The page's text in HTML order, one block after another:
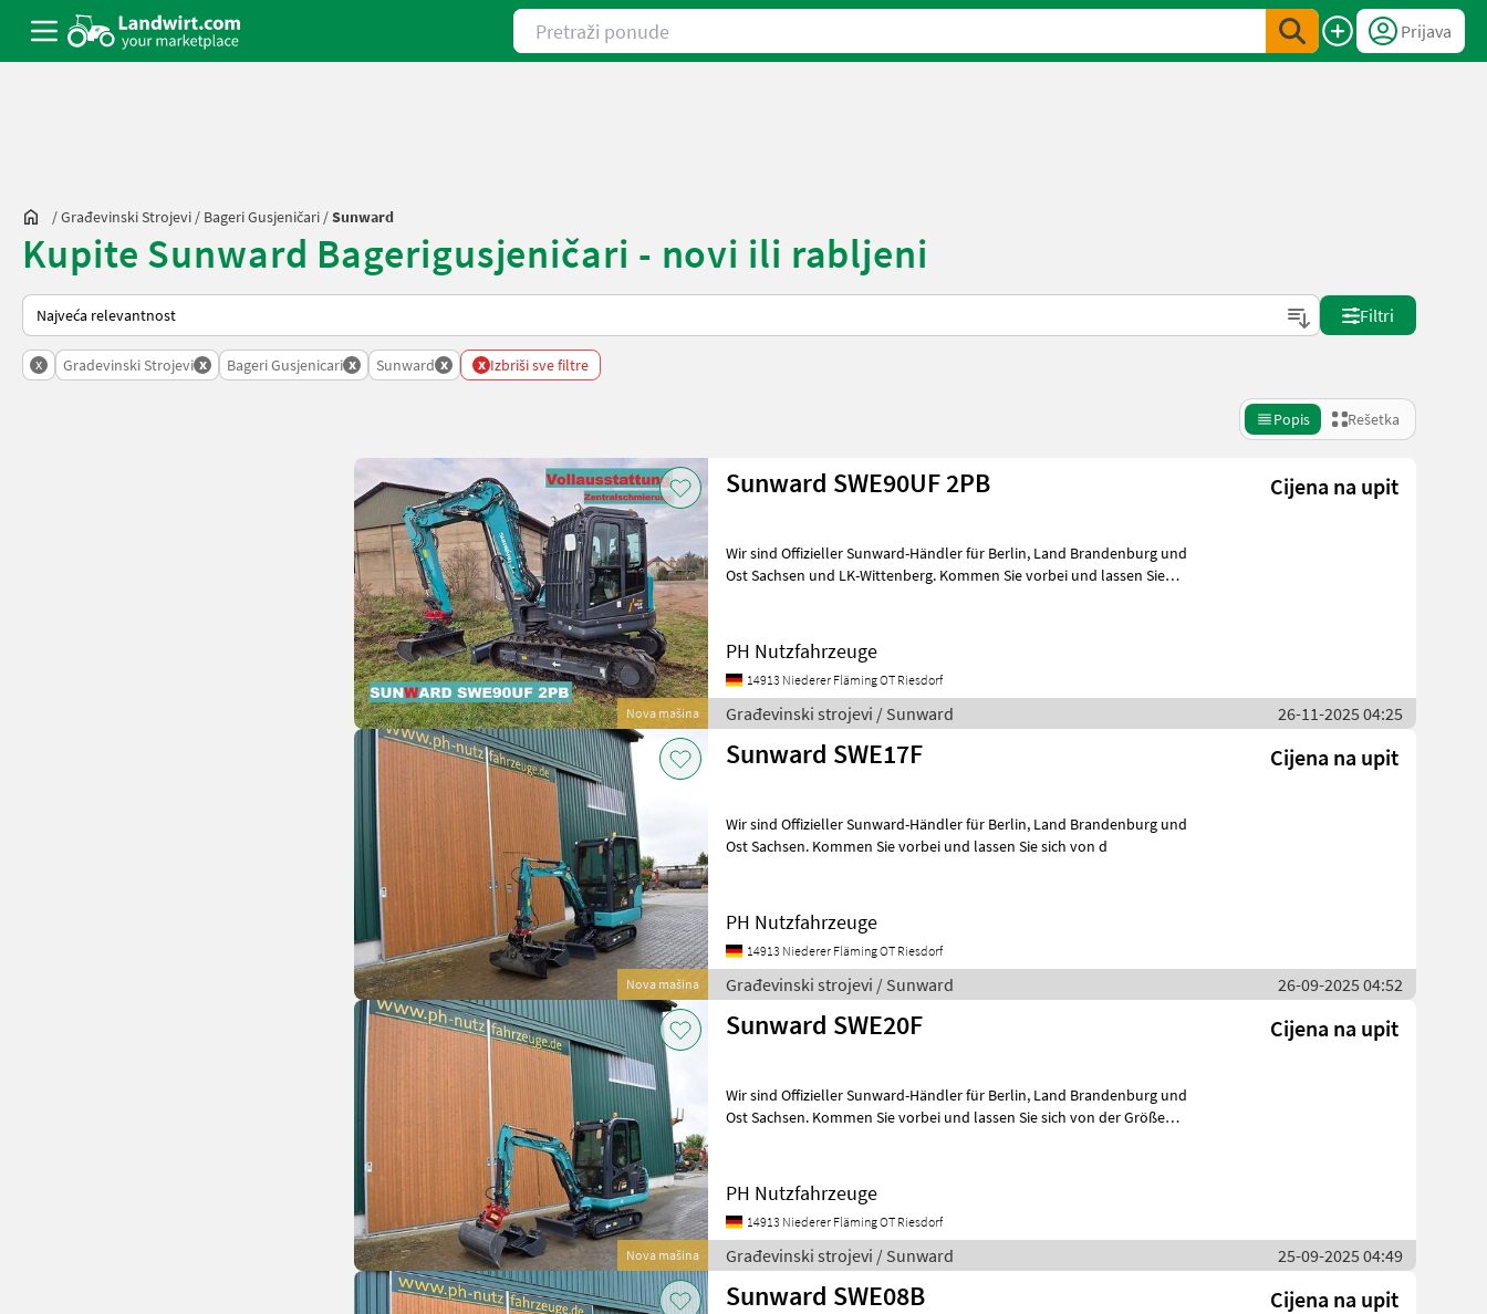
Pretraži ponude
Prijava
/Građevinski Strojevi / Bageri Gusjeničari /Sunward
Kupite Sunward Bagerigusjeničari - novi ili rabljeni
Tako se sortira na Landwirt.com
Filtri
x Gradevinski Strojevi x Bageri Gusjenicari x Sunward x x Izbriši sve filtre
Popis Rešetka
Nova mašina
Sunward SWE90UF 2PB Cijena na upit
Wir sind Offizieller Sunward-Händler für Berlin, Land Brandenburg und
Ost Sachsen und LK-Wittenberg. Kommen Sie vorbei und lassen Sie
PH Nutzfahrzeuge
14913 Niederer Fläming OT Riesdorf
Građevinski strojevi / Sunward 26-11-2025 04:25
Nova mašina
Sunward SWE17F Cijena na upit
Wir sind Offizieller Sunward-Händler für Berlin, Land Brandenburg und
Ost Sachsen. Kommen Sie vorbei und lassen Sie sich von d
PH Nutzfahrzeuge
14913 Niederer Fläming OT Riesdorf
Građevinski strojevi / Sunward 26-09-2025 04:52
Nova mašina
Sunward SWE20F Cijena na upit
Wir sind Offizieller Sunward-Händler für Berlin, Land Brandenburg und
Ost Sachsen. Kommen Sie vorbei und lassen Sie sich von der Größen
PH Nutzfahrzeuge
14913 Niederer Fläming OT Riesdorf
Građevinski strojevi / Sunward 25-09-2025 04:49
Sunward SWE08B Cijena na upit